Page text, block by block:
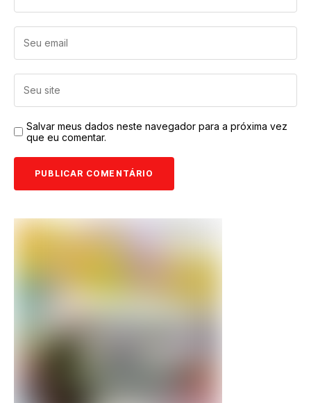
Salvar meus dados neste navegador para a próxima vez
que eu comentar.